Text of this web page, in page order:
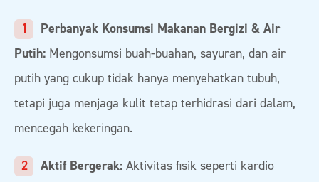
Perbanyak Konsumsi Makanan Bergizi & Air
Putih: Mengonsumsi buah-buahan, sayuran, dan air
putih yang cukup tidak hanya menyehatkan tubuh,
tetapi juga menjaga kulit tetap terhidrasi dari dalam,
mencegah kekeringan.
Aktif Bergerak: Aktivitas fisik seperti kardio